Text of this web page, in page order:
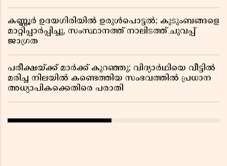
കണ്ണൂർ ഉദയഗിരിയിൽ ഉരുൾപൊട്ടൽ; കുടുംബങ്ങളെ
മാറ്റിപ്പാർപ്പിച്ചു, സംസ്ഥാനത്ത് നാലിടത്ത് ചുവപ്പ്
ജാഗ്രത
പരീക്ഷയ്ക്ക് മാർക്ക് കുറഞ്ഞു; വിദ്യാർഥിയെ വീട്ടിൽ
മരിച്ച നിലയിൽ കണ്ടെത്തിയ സംഭവത്തിൽ പ്രധാന
അധ്യാപികക്കെതിരെ പരാതി